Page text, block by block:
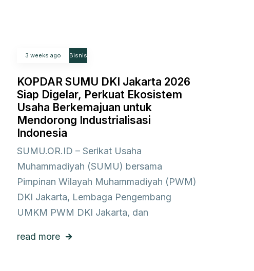
3 weeks ago Bisnis
KOPDAR SUMU DKI Jakarta 2026
Siap Digelar, Perkuat Ekosistem
Usaha Berkemajuan untuk
Mendorong Industrialisasi
Indonesia
SUMU.OR.ID – Serikat Usaha
Muhammadiyah (SUMU) bersama
Pimpinan Wilayah Muhammadiyah (PWM)
DKI Jakarta, Lembaga Pengembang
UMKM PWM DKI Jakarta, dan
read more